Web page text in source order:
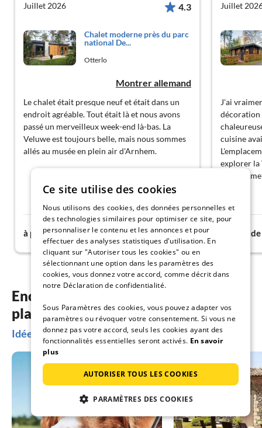
Juillet 2026 4.3
Chalet moderne près du parc
national De...
Otterlo
Montrer allemand
Le chalet était presque neuf et était dans un
endroit agréable. Tout était là et nous avons
passé un merveilleux week-end là-bas. La
Veluwe est toujours belle, mais nous sommes
allés au musée en plein air d'Arnhem.
à partir de 114€ nuit
Juillet
J'ai
décoration
cuisine
explorer la
à partir de
Encore plus d’inspiration pour
planifier vos vacances
Idées de vacances à Otterlo
Ce site utilise des cookies
Nous utilisons des cookies, des données personnelles et
des technologies similaires pour optimiser ce site, pour
personnaliser le contenu et les annonces et pour
effectuer des analyses statistiques d'utilisation. En
cliquant sur "Autoriser tous les cookies" ou en
sélectionnant une option dans les paramètres des
cookies, vous donnez votre accord, comme décrit dans
notre Déclaration de confidentialité.
Sous Paramètres des cookies, vous pouvez adapter vos
paramètres ou révoquer votre consentement. Si vous ne
donnez pas votre accord, seuls les cookies ayant des
fonctionnalités essentielles seront activés. En savoir
plus
AUTORISER TOUS LES COOKIES
PARAMÈTRES DES COOKIES